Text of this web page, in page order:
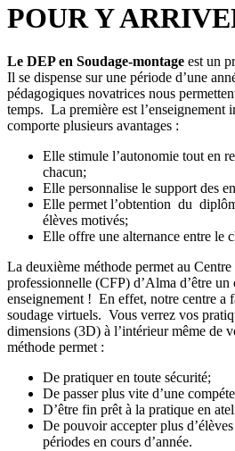
POUR Y
Le DEP en Soudage-montage est un
Il se dispense sur une période d’une
pédagogiques novatrices nous
temps. La première est
comporte plusieurs avantages :
Elle stimule l’autonomie tout en
chacun;
Elle personnalise le support des
Elle permet l’obtention du
élèves motivés;
Elle offre une alternance entre le
La deuxième méthode permet au
professionnelle (CFP) d’Alma d’être un
enseignement ! En effet, notre centre a
soudage virtuels. Vous verrez vos
dimensions (3D) à l’intérieur même de
méthode permet :
De pratiquer en toute sécurité;
De passer plus vite d’une
D’être fin prêt à la pratique en
De pouvoir accepter plus
périodes en cours d’année.